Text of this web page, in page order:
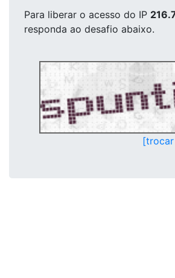
Para liberar o acesso do IP
responda ao desafio abaixo.